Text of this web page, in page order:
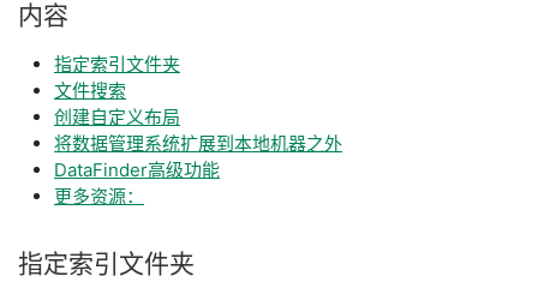
内容
指定索引文件夹
文件搜索
创建自定义布局
将数据管理系统扩展到本地机器之外
DataFinder高级功能
更多资源：
指定索引 文件夹